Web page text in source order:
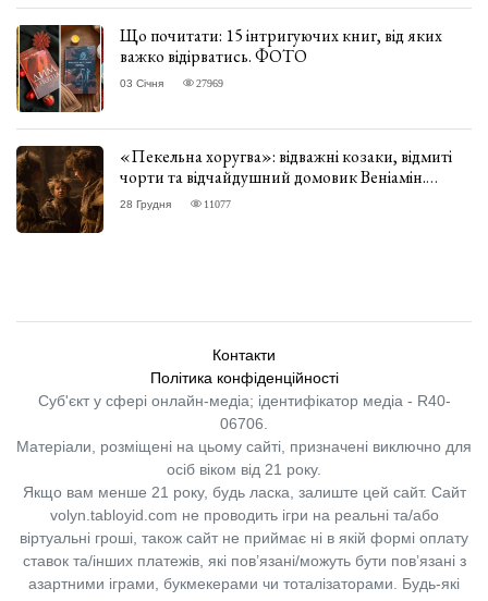
Що почитати: 15 інтригуючих книг, від яких
важко відірватись. ФОТО
03 Січня 27969
«Пекельна хоругва»: відважні козаки, відмиті
чорти та відчайдушний домовик Веніамін.
ВІДГУК
28 Грудня 11077
Контакти
Політика конфіденційності
Суб'єкт у сфері онлайн-медіа; ідентифікатор медіа - R40-
06706.
Матеріали, розміщені на цьому сайті, призначені виключно для
осіб віком від 21 року.
Якщо вам менше 21 року, будь ласка, залиште цей сайт. Сайт
volyn.tabloyid.com не проводить ігри на реальні та/або
віртуальні гроші, також сайт не приймає ні в якій формі оплату
ставок та/інших платежів, які пов’язані/можуть бути пов’язані з
азартними іграми, букмекерами чи тоталізаторами. Будь-які